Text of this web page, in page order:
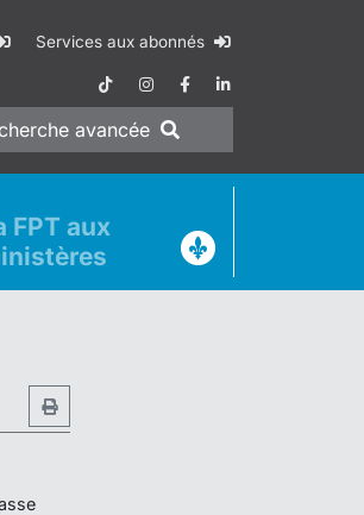
Services aux abonnés
avancée
FPT aux